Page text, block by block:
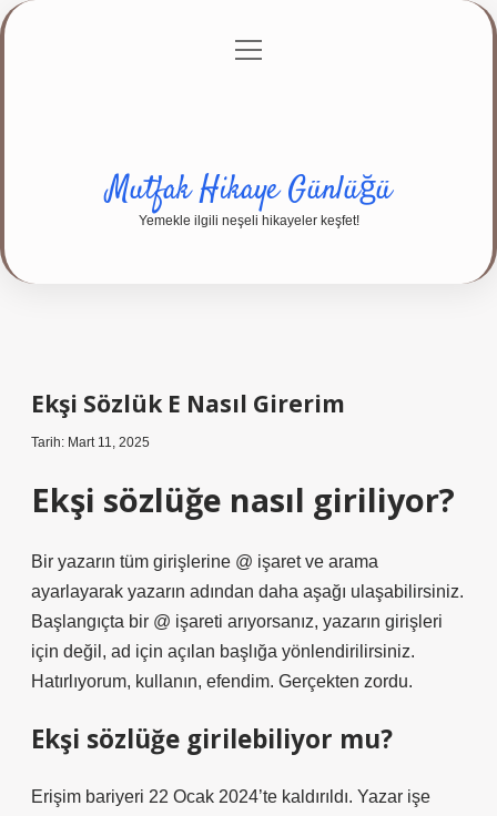
Gizlilik Politikası
menüyü
Mutfak Hikaye Günlüğü
Yemekle ilgili neşeli hikayeler keşfet!
Ekşi Sözlük E Nasıl Girerim
Tarih: Mart 11, 2025
Ekşi sözlüğe nasıl giriliyor?
Bir yazarın tüm girişlerine @ işaret ve arama
ayarlayarak yazarın adından daha aşağı ulaşabilirsiniz.
Başlangıçta bir @ işareti arıyorsanız, yazarın girişleri
için değil, ad için açılan başlığa yönlendirilirsiniz.
Hatırlıyorum, kullanın, efendim. Gerçekten zordu.
Ekşi sözlüğe girilebiliyor mu?
Erişim bariyeri 22 Ocak 2024’te kaldırıldı. Yazar işe